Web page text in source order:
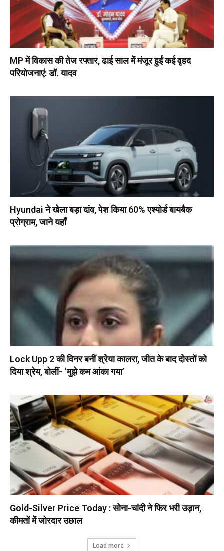
MP में विकास की तेज रफ्तार, ढाई साल में मंजूर हुईं कई वृहद
परियोजनाएं: डॉ. यादव
Hyundai ने खेला बड़ा दांव, पेश किया 60% एश्योर्ड बायबैक
प्रोग्राम, जाने यहाँ
Lock Upp 2 की विनर बनीं श्रेया कालरा, जीत के बाद दोस्तों को
दिया श्रेय, बोलीं- ‘मुझे कम आंका गया’
Gold-Silver Price Today : सोना-चांदी ने फिर भरी उड़ान,
कीमतों में जोरदार उछाल
Load more